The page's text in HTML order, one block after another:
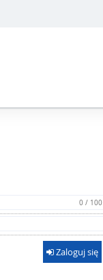
0 / 100
Zaloguj się